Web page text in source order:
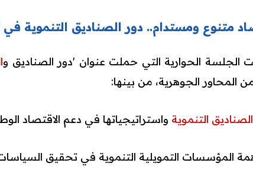
متنوع ومستدام.. دور الصناديق التنموية في
الجلسة الحوارية التي حملت عنوان 'دور الصناديق و
المحاور الجوهرية، من بينها:
الصناديق التنموية واستراتيجياتها في دعم الاقتصاد
المؤسسات التمويلية التنموية في تحقيق